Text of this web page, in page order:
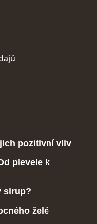
pozitivní vliv
plevele k
sirup?
želé